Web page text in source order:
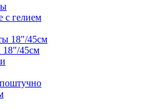
гелием
18"/45см
18"/45см